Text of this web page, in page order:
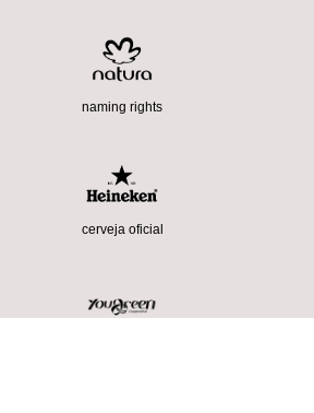
naming rights
cerveja oficial